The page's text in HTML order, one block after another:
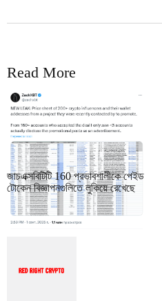
Read More
RRCNEWS_BN
জাচএক্সবিটিটি 160 প্রভাবশালীকে পেইড
টোকেন বিজ্ঞাপনগুলিতে লুকিয়ে রেখেছে
September 01, 2025